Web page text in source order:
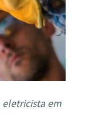
eletricista em